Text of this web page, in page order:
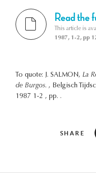
Read the
This article is
1987, 1-2, pp
To quote: J. SALMON, La
de Burgos. , Belgisch
1987 1-2 , pp. .
SHARE